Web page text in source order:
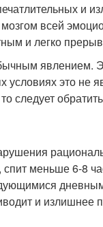
и
всей
и легко
явлением.
это не
меньше 6-8
и излишнее